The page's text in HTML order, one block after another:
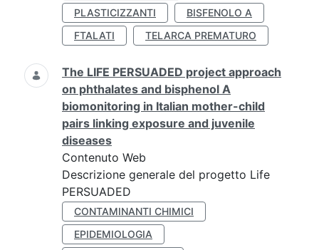
PLASTICIZZANTI
BISFENOLO A
FTALATI
TELARCA PREMATURO
The LIFE PERSUADED project approach
on phthalates and bisphenol A
biomonitoring in Italian mother-child
pairs linking exposure and juvenile
diseases
Contenuto Web
Descrizione generale del progetto Life
PERSUADED
CONTAMINANTI CHIMICI
EPIDEMIOLOGIA